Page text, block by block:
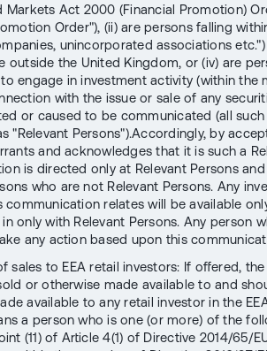
Markets Act 2000 (Financial Promotion)
Order"), (ii) are persons falling
unincorporated associations
outside the United Kingdom, or (iv) are
engage in investment activity (within the
with the issue or sale of any
or caused to be communicated (all
"Relevant Persons").Accordingly, by
and acknowledges that it is such a
is directed only at Relevant Persons
who are not Relevant Persons. Any
communication relates will be available
only with Relevant Persons. Any person
any action based upon this
sales to EEA retail investors: If offered,
or otherwise made available to and
available to any retail investor in the
a person who is one (or more) of the
(11) of Article 4(1) of Directive 2014/65/